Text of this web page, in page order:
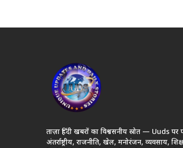
ताज़ा हिंदी खबरों का विश्वसनीय स्रोत — Uuds पर
अंतर्राष्ट्रीय, राजनीति, खेल, मनोरंजन, व्यवसाय,